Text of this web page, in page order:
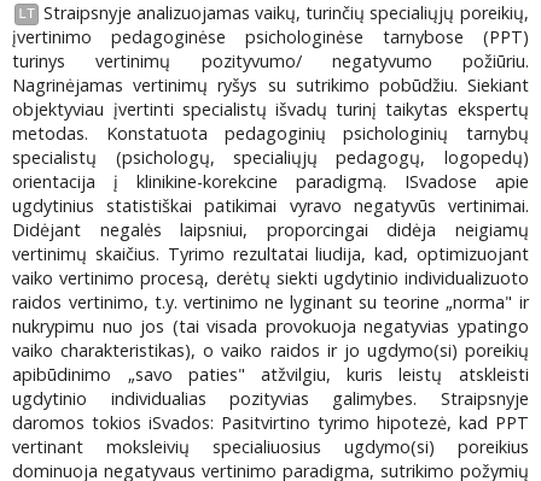
LT Straipsnyje analizuojamas vaikų, turinčių specialiųjų poreikių,
įvertinimo pedagoginėse psichologinėse tarnybose (PPT)
turinys vertinimų pozityvumo/ negatyvumo požiūriu.
Nagrinėjamas vertinimų ryšys su sutrikimo pobūdžiu. Siekiant
objektyviau įvertinti specialistų išvadų turinį taikytas ekspertų
metodas. Konstatuota pedagoginių psichologinių tarnybų
specialistų (psichologų, specialiųjų pedagogų, logopedų)
orientacija į klinikine-korekcine paradigmą. ISvadose apie
ugdytinius statistiškai patikimai vyravo negatyvūs vertinimai.
Didėjant negalės laipsniui, proporcingai didėja neigiamų
vertinimų skaičius. Tyrimo rezultatai liudija, kad, optimizuojant
vaiko vertinimo procesą, derėtų siekti ugdytinio individualizuoto
raidos vertinimo, t.y. vertinimo ne lyginant su teorine „norma" ir
nukrypimu nuo jos (tai visada provokuoja negatyvias ypatingo
vaiko charakteristikas), o vaiko raidos ir jo ugdymo(si) poreikių
apibūdinimo „savo paties" atžvilgiu, kuris leistų atskleisti
ugdytinio individualias pozityvias galimybes. Straipsnyje
daromos tokios iSvados: Pasitvirtino tyrimo hipotezė, kad PPT
vertinant moksleivių specialiuosius ugdymo(si) poreikius
dominuoja negatyvaus vertinimo paradigma, sutrikimo požymių